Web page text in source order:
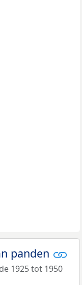
panden
1925 tot 1950